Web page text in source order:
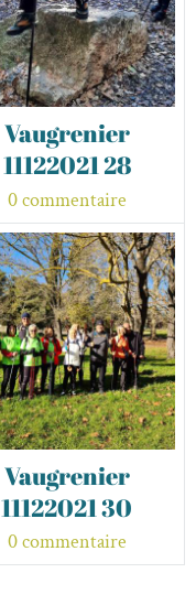
Vaugrenier
11122021 28
0 commentaire
Vaugrenier
11122021 30
0 commentaire